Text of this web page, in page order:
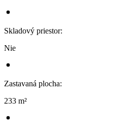
Skladový priestor:
Nie
Zastavaná plocha:
233 m²